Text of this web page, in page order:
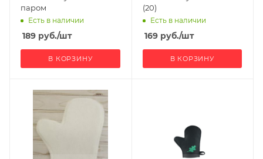
паром
Есть в наличии
189 руб./шт
В КОРЗИНУ
(20)
Есть в наличии
169руб./шт
В КОРЗИНУ
Ширина, мм
Глубина, мм
Высота, мм Производитель